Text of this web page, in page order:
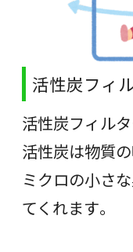
活性炭フィ
活性炭フィルタ
活性炭は物質
ミクロの小さ
てくれます。